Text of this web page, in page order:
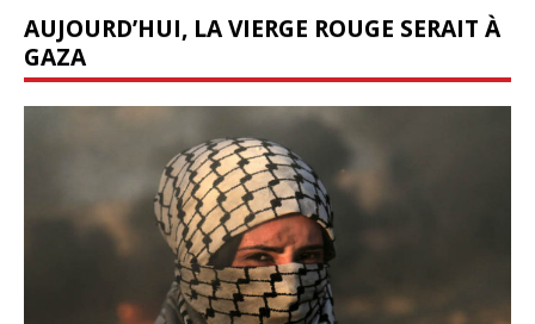
AUJOURD’HUI, LA VIERGE ROUGE SERAIT À
GAZA